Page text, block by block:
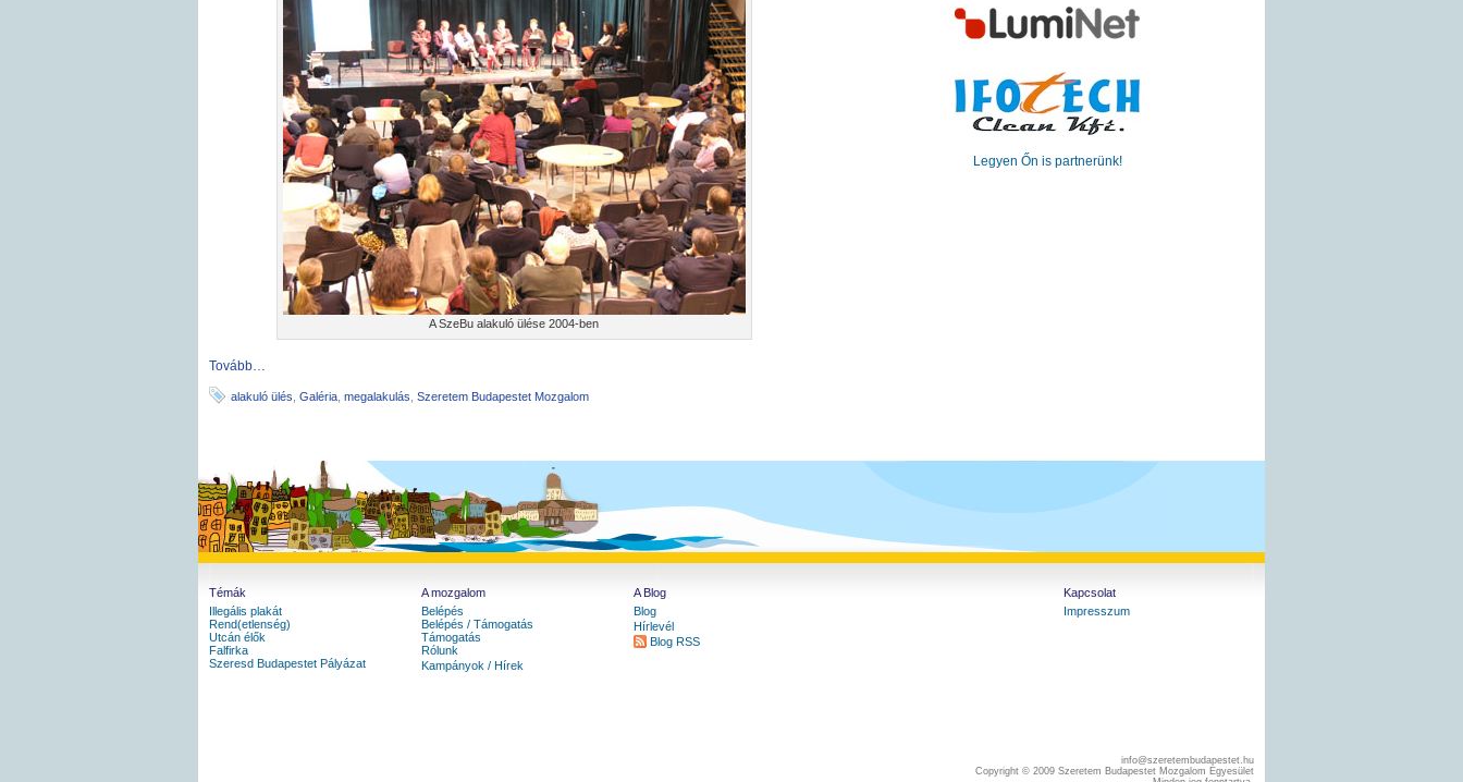
A SzeBu alakuló ülése 2004-ben
Tovább…
alakuló ülés Galéria megalakulás Szeretem Budapestet Mozgalom
Legyen Őn is partnerünk!
Témák
Illegális plakát
Rend(etlenség)
Utcán élők
Falfirka
Szeresd Budapestet Pályázat
A mozgalom
Belépés
Belépés / Támogatás
Támogatás
Rólunk
Kampányok / Hírek
A Blog
Blog
Hírlevél
Blog RSS
Kapcsolat
Impresszum
info@szeretembudapestet.hu
Copyright © 2009 Szeretem Budapestet Mozgalom Egyesület